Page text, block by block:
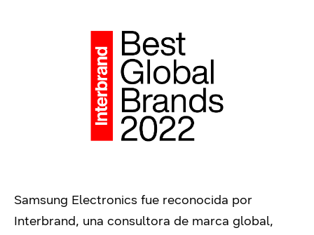
Samsung Electronics fue reconocida por
Interbrand, una consultora de marca global,